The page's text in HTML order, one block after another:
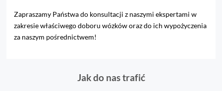
Zapraszamy Państwa do konsultacji z naszymi ekspertami w
zakresie właściwego doboru wózków oraz do ich wypożyczenia
za naszym pośrednictwem!
Jak do nas trafić